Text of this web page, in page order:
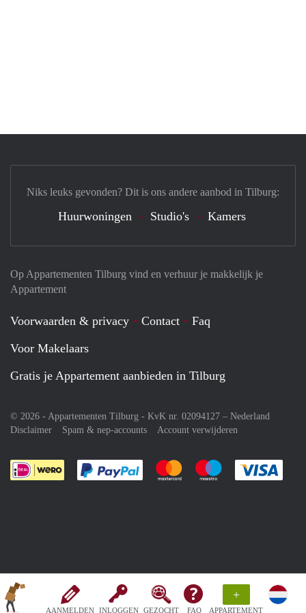
AANMELDEN INLOGGEN GEZOCHT FAQ
+
APPARTEMENT
Op Appartementen Tilburg vind en verhuur je makkelijk je
Appartement
Voorwaarden & privacy Contact
Faq
Voor Makelaars
Gratis je Appartement aanbieden in Tilburg
© 2026 - Appartementen Tilburg - KvK nr. 02094127 – Nederland
Disclaimer
Spam & nep-accounts Account verwijderen
Je rekent gemakkelijk af met Paypal
Je rekent gemakkelijk af met
Je rekent
Niks leuks gevonden? Dit is ons andere aanbod in Tilburg:
Huurwoningen Studio's Kamers